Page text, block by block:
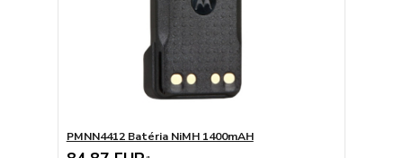
PMNN4412 Batéria NiMH 1400mAH